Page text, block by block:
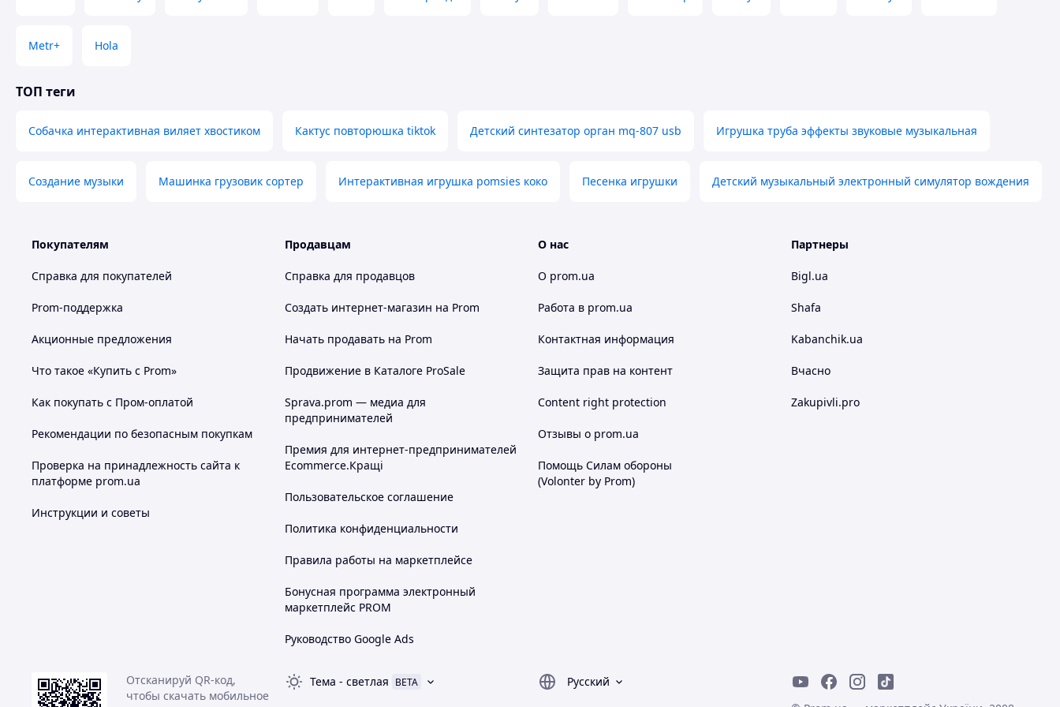
Metr+ Hola
ТОП теги
Собачка интерактивная виляет хвостиком Кактус повторюшка tiktok Детский синтезатор орган mq-807 usb Игрушка труба эффекты звуковые музыкальная
Создание музыки Машинка грузовик сортер Интерактивная игрушка pomsies коко Песенка игрушки Детский музыкальный электронный симулятор вождения
Покупателям
Справка для покупателей
Prom-поддержка
Акционные предложения
Что такое «Купить с Prom»
Как покупать с Пром-оплатой
Рекомендации по безопасным покупкам
Проверка на принадлежность сайта к
платформе prom.ua
Инструкции и советы
Продавцам
Справка для продавцов
Создать интернет-магазин на Prom
Начать продавать на Prom
Продвижение в Каталоге ProSale
Sprava.prom — медиа для
предпринимателей
Премия для интернет-предпринимателей
Ecommerce.Кращі
Пользовательское соглашение
Политика конфиденциальности
Правила работы на маркетплейсе
Бонусная программа электронный
маркетплейс PROM
Руководство Google Ads
О нас
О prom.ua
Работа в prom.ua
Контактная информация
Защита прав на контент
Content right protection
Отзывы о prom.ua
Помощь Силам обороны
(Volonter by Prom)
Партнеры
Bigl.ua
Shafa
Kabanchik.ua
Вчасно
Zakupivli.pro
Отсканируй QR-код,
чтобы скачать мобильное
Тема - светлая BETA
Русский